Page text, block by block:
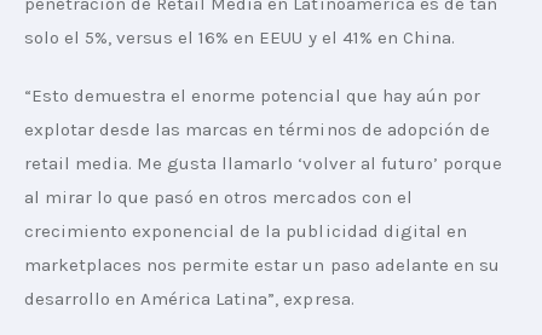
solo el 5%, versus el 16% en EEUU y el 41% en China.
“Esto demuestra el enorme potencial que hay aún por
explotar desde las marcas en términos de adopción de
retail media. Me gusta llamarlo ‘volver al futuro’ porque
al mirar lo que pasó en otros mercados con el
crecimiento exponencial de la publicidad digital en
marketplaces nos permite estar un paso adelante en su
desarrollo en América Latina”, expresa.